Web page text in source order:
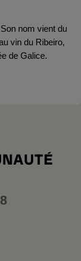
nom vient du
vin du Ribeiro,
de Galice.